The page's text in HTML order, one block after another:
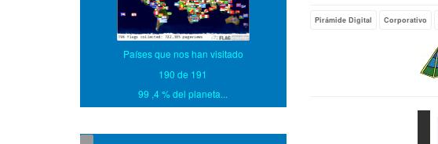
Pirámide Digital Corporativo
Países que nos han visitado
190 de 191
99 ,4 % del planeta...